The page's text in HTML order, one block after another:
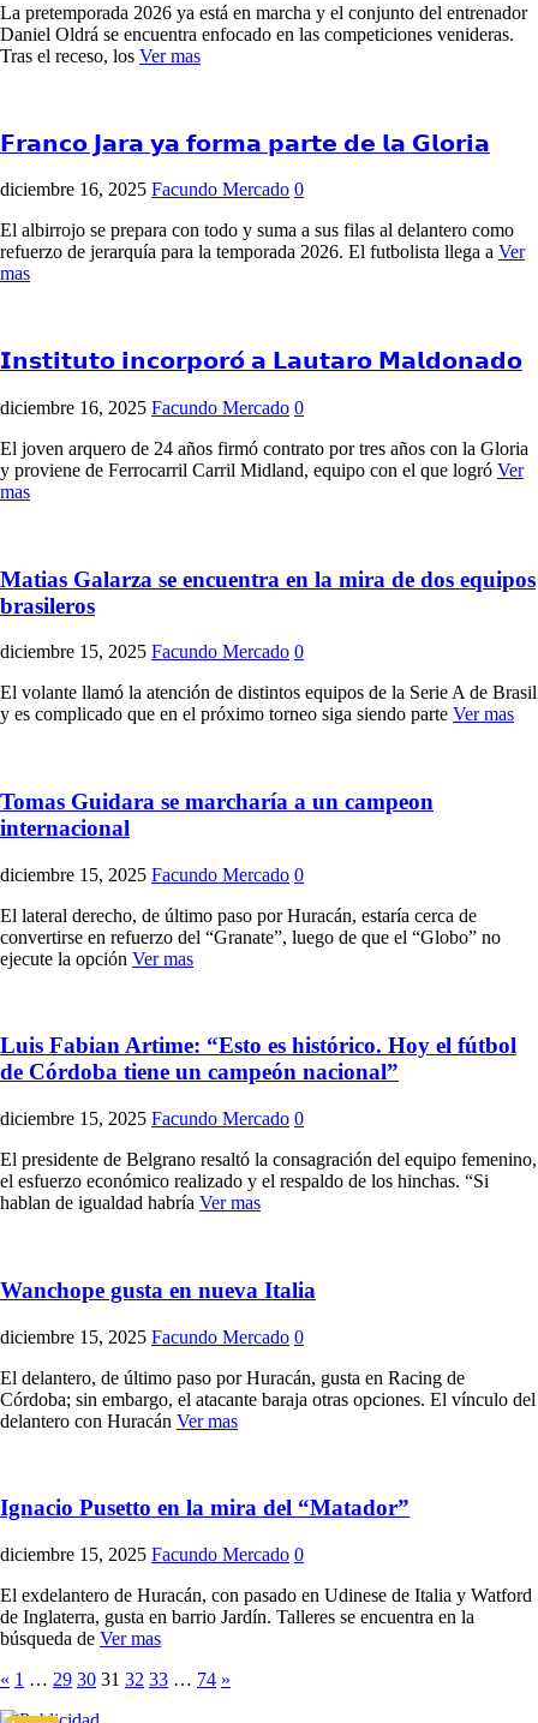
La pretemporada 2026 ya está en marcha y el conjunto del entrenador
Daniel Oldrá se encuentra enfocado en las competiciones venideras.
Tras el receso, los Ver mas
𝗙𝗿𝗮𝗻𝗰𝗼 𝗝𝗮𝗿𝗮 𝘆𝗮 𝗳𝗼𝗿𝗺𝗮 𝗽𝗮𝗿𝘁𝗲 𝗱𝗲 𝗹𝗮 𝗚𝗹𝗼𝗿𝗶𝗮
diciembre 16, 2025 Facundo Mercado 0
El albirrojo se prepara con todo y suma a sus filas al delantero como
refuerzo de jerarquía para la temporada 2026. El futbolista llega a Ver
mas
𝗜𝗻𝘀𝘁𝗶𝘁𝘂𝘁𝗼 𝗶𝗻𝗰𝗼𝗿𝗽𝗼𝗿𝗼́ 𝗮 𝗟𝗮𝘂𝘁𝗮𝗿𝗼 𝗠𝗮𝗹𝗱𝗼𝗻𝗮𝗱𝗼
diciembre 16, 2025 Facundo Mercado 0
El joven arquero de 24 años firmó contrato por tres años con la Gloria
y proviene de Ferrocarril Carril Midland, equipo con el que logró Ver
mas
Matias Galarza se encuentra en la mira de dos equipos
brasileros
diciembre 15, 2025 Facundo Mercado 0
El volante llamó la atención de distintos equipos de la Serie A de Brasil
y es complicado que en el próximo torneo siga siendo parte Ver mas
Tomas Guidara se marcharía a un campeon
internacional
diciembre 15, 2025 Facundo Mercado 0
El lateral derecho, de último paso por Huracán, estaría cerca de
convertirse en refuerzo del “Granate”, luego de que el “Globo” no
ejecute la opción Ver mas
Luis Fabian Artime: “Esto es histórico. Hoy el fútbol
de Córdoba tiene un campeón nacional”
diciembre 15, 2025 Facundo Mercado 0
El presidente de Belgrano resaltó la consagración del equipo femenino,
el esfuerzo económico realizado y el respaldo de los hinchas. “Si
hablan de igualdad habría Ver mas
Wanchope gusta en nueva Italia
diciembre 15, 2025 Facundo Mercado 0
El delantero, de último paso por Huracán, gusta en Racing de
Córdoba; sin embargo, el atacante baraja otras opciones. El vínculo del
delantero con Huracán Ver mas
Ignacio Pusetto en la mira del “Matador”
diciembre 15, 2025 Facundo Mercado 0
El exdelantero de Huracán, con pasado en Udinese de Italia y Watford
de Inglaterra, gusta en barrio Jardín. Talleres se encuentra en la
búsqueda de Ver mas
« 1 … 29 30 31 32 33 … 74 »